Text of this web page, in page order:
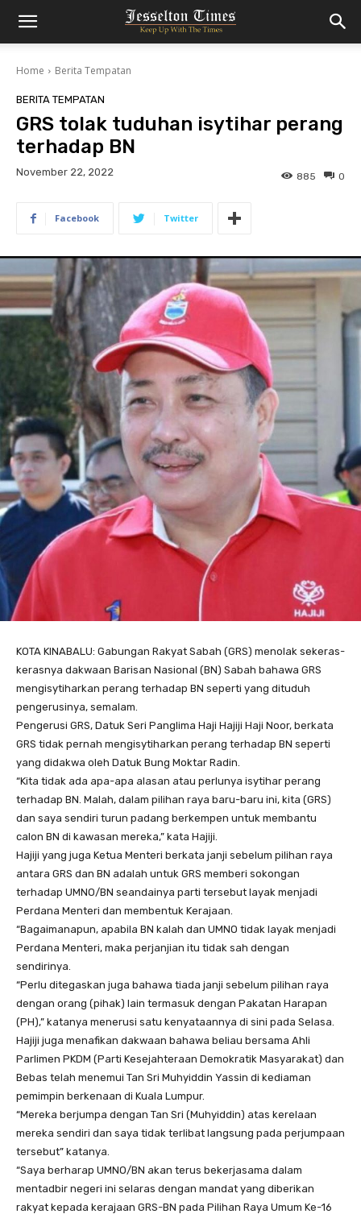
Home Berita Tempatan
BERITA TEMPATAN
GRS tolak tuduhan isytihar perang
terhadap BN
November 22, 2022 0
885
Facebook Twitter
KOTA KINABALU: Gabungan Rakyat Sabah (GRS) menolak sekeras-
kerasnya dakwaan Barisan Nasional (BN) Sabah bahawa GRS
mengisytiharkan perang terhadap BN seperti yang dituduh
pengerusinya, semalam.
Pengerusi GRS, Datuk Seri Panglima Haji Hajiji Haji Noor, berkata
GRS tidak pernah mengisytiharkan perang terhadap BN seperti
yang didakwa oleh Datuk Bung Moktar Radin.
“Kita tidak ada apa-apa alasan atau perlunya isytihar perang
terhadap BN. Malah, dalam pilihan raya baru-baru ini, kita (GRS)
dan saya sendiri turun padang berkempen untuk membantu
calon BN di kawasan mereka,” kata Hajiji.
Hajiji yang juga Ketua Menteri berkata janji sebelum pilihan raya
antara GRS dan BN adalah untuk GRS memberi sokongan
terhadap UMNO/BN seandainya parti tersebut layak menjadi
Perdana Menteri dan membentuk Kerajaan.
“Bagaimanapun, apabila BN kalah dan UMNO tidak layak menjadi
Perdana Menteri, maka perjanjian itu tidak sah dengan
sendirinya.
“Perlu ditegaskan juga bahawa tiada janji sebelum pilihan raya
dengan orang (pihak) lain termasuk dengan Pakatan Harapan
(PH),” katanya menerusi satu kenyataannya di sini pada Selasa.
Hajiji juga menafikan dakwaan bahawa beliau bersama Ahli
Parlimen PKDM (Parti Kesejahteraan Demokratik Masyarakat) dan
Bebas telah menemui Tan Sri Muhyiddin Yassin di kediaman
pemimpin berkenaan di Kuala Lumpur.
“Mereka berjumpa dengan Tan Sri (Muhyiddin) atas kerelaan
mereka sendiri dan saya tidak terlibat langsung pada perjumpaan
tersebut” katanya.
“Saya berharap UMNO/BN akan terus bekerjasama dalam
mentadbir negeri ini selaras dengan mandat yang diberikan
rakyat kepada kerajaan GRS-BN pada Pilihan Raya Umum Ke-16